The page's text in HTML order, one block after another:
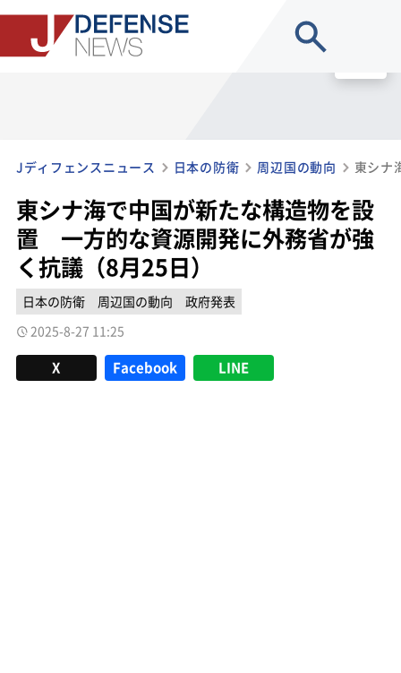
Jディフェンスニュース 日本の防衛 周辺国の動向
東シナ海で中国が新たな構造物を設
置 一方的な資源開発に外務省が強
く抗議（8月25日）
日本の防衛 周辺国の動向
政府発表
2025-8-27 11:25
X Facebook LINE